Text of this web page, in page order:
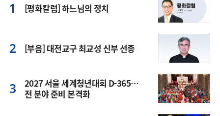
[평화칼럼] 하느님의 정치
[부음] 대전교구 최교성 신부 선종
2027 서울 세계청년대회 D-365…
전 분야 준비 본격화